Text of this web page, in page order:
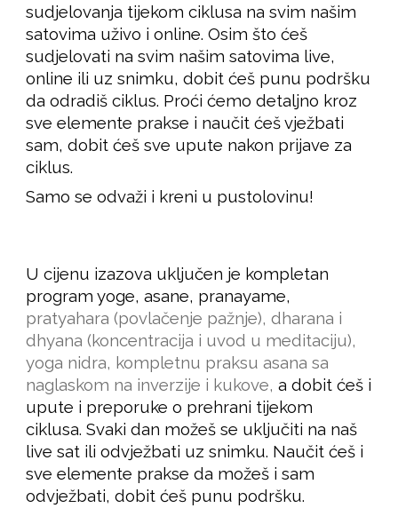
sudjelovanja tijekom ciklusa na svim našim
satovima uživo i online. Osim što ćeš
sudjelovati na svim našim satovima live,
online ili uz snimku, dobit ćeš punu podršku
da odradiš ciklus. Proći ćemo detaljno kroz
sve elemente prakse i naučit ćeš vježbati
sam, dobit ćeš sve upute nakon prijave za
ciklus.
Samo se odvaži i kreni u pustolovinu!
U cijenu izazova uključen je kompletan
program yoge, asane, pranayame,
pratyahara (povlačenje pažnje), dharana i
dhyana (koncentracija i uvod u meditaciju),
yoga nidra, kompletnu praksu asana sa
naglaskom na inverzije i kukove,a dobit ćeš i
upute i preporuke o prehrani tijekom
ciklusa. Svaki dan možeš se uključiti na naš
live sat ili odvježbati uz snimku. Naučit ćeš i
sve elemente prakse da možeš i sam
odvježbati, dobit ćeš punu podršku.